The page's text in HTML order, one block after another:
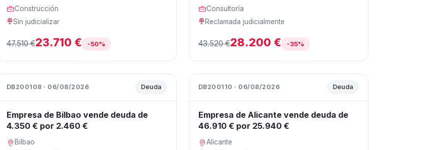
Construcción
Sin judicializar
47.510 €23.710 € -50%
Consultoría
Reclamada judicialmente
43.520 €28.200 € -35%
DB200108 · 06/08/2026 Deuda
Empresa de Bilbao vende deuda de
4.350 € por 2.460 €
Bilbao
DB200110 · 06/08/2026 Deuda
Empresa de Alicante vende deuda de
46.910 € por 25.940 €
Alicante